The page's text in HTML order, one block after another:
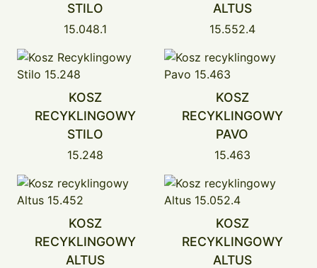
STILO
15.048.1
ALTUS
15.552.4
KOSZ
RECYKLINGOWY
STILO
15.248
KOSZ
RECYKLINGOWY
PAVO
15.463
KOSZ
RECYKLINGOWY
ALTUS
KOSZ
RECYKLINGOWY
ALTUS